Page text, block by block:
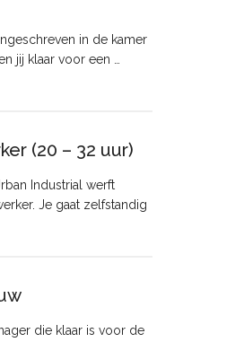
in de kamer
jij klaar voor een …
(20 – 32 uur)
Industrial werft
Je gaat zelfstandig
32
die klaar is voor de